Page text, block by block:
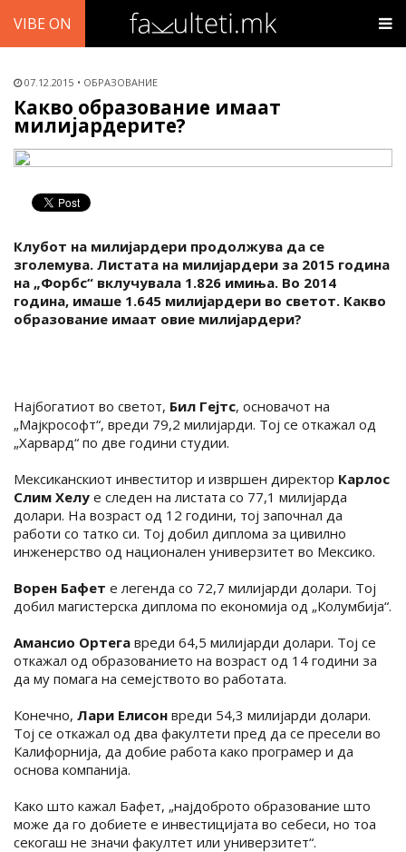
VIBE ON
07.12.2015 ОБРАЗОВАНИЕ
Какво образование имаат
милијардерите?
Клубот на милијардери продолжува да се
зголемува. Листата на милијардери за 2015 година
на „Форбс“ вклучувала 1.826 имиња. Во 2014
година, имаше 1.645 милијардери во светот. Какво
образование имаат овие милијардери?
Најбогатиот во светот, Бил Гејтс, основачот на
„Мајкрософт“, вреди 79,2 милијарди. Тој се откажал од
„Харвард“ по две години студии.
Мексиканскиот инвеститор и извршен директор Карлос
Слим Хелу е следен на листата со 77,1 милијарда
долари. На возраст од 12 години, тој започнал да
работи со татко си. Тој добил диплома за цивилно
инженерство од национален универзитет во Мексико.
Ворен Бафет е легенда со 72,7 милијарди долари. Тој
добил магистерска диплома по економија од „Колумбија“.
Амансио Ортега вреди 64,5 милијарди долари. Тој се
откажал од образованието на возраст од 14 години за
да му помага на семејството во работата.
Конечно, Лари Елисон вреди 54,3 милијарди долари.
Тој се откажал од два факултети пред да се пресели во
Калифорнија, да добие работа како програмер и да
основа компанија.
Како што кажал Бафет, „најдоброто образование што
може да го добиете е инвестицијата во себеси, но тоа
секогаш не значи факултет или универзитет“.